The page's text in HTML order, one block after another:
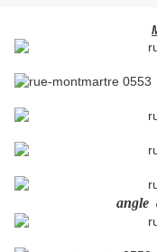
angle